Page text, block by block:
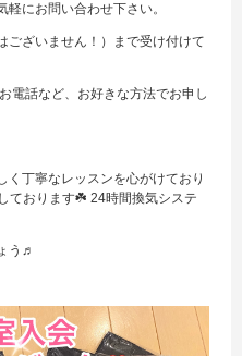
にお問い合わせ下さい。
ございません！）まで受け付けて
電話など、お好きな方法でお申し
く丁寧なレッスンを心がけており
ております☘️ 24時間換気システ
う♬